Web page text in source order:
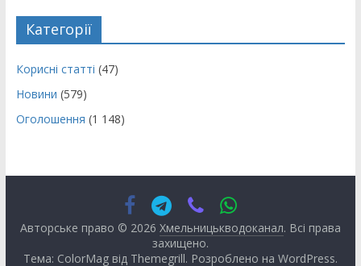
Категорії
Корисні статті (47)
Новини (579)
Оголошення (1 148)
Авторське право © 2026 Хмельницькводоканал. Всі права
захищено.
Тема: ColorMag від Themegrill. Розроблено на WordPress.